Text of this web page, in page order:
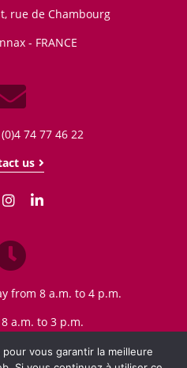
rue de Chambourg
- FRANCE
74 77 46 22
us
from 8 a.m. to 4 p.m.
a.m. to 3 p.m.
vous garantir la meilleure